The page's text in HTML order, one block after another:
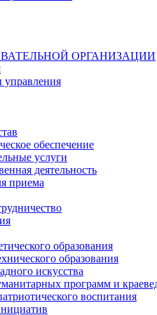
ОРГАНИЗАЦИИ
управления
обеспечение
услуги
деятельность
приема
образования
образования
искусства
программ и
воспитания